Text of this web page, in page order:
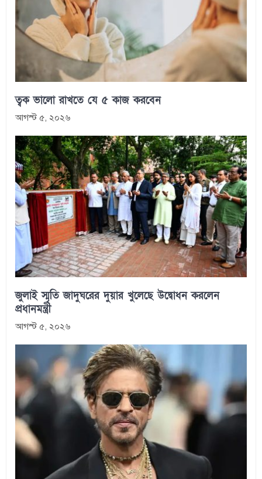
ত্বক ভালো রাখতে যে ৫ কাজ করবেন
আগস্ট ৫, ২০২৬
জুলাই স্মৃতি জাদুঘরের দুয়ার খুলেছে উদ্বোধন করলেন
প্রধানমন্ত্রী
আগস্ট ৫, ২০২৬